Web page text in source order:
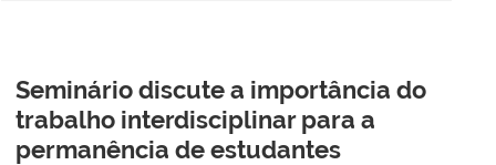
Seminário discute a importância do
trabalho interdisciplinar para a
permanência de estudantes